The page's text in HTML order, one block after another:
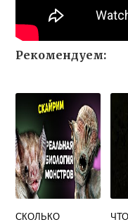
Рекомендуем:
СКОЛЬКО